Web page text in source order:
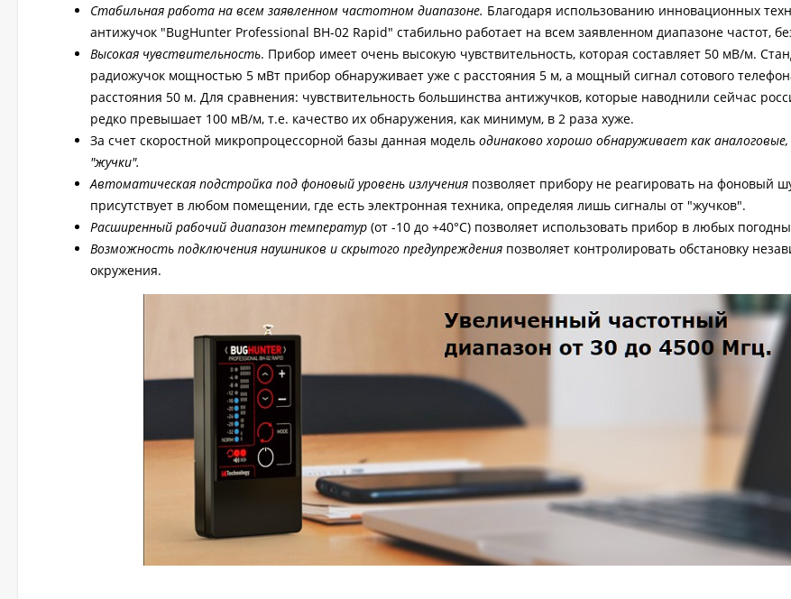
Стабильная работа на всем заявленном частотном диапазоне. Благодаря использованию инновационных
антижучок "BugHunter Professional BH-02 Rapid" стабильно работает на всем заявленном диапазоне частот,
Высокая чувствительность. Прибор имеет очень высокую чувствительность, которая составляет 50 мВ/м.
радиожучок мощностью 5 мВт прибор обнаруживает уже с расстояния 5 м, а мощный сигнал сотового
расстояния 50 м. Для сравнения: чувствительность большинства антижучков, которые наводнили сейчас
редко превышает 100 мВ/м, т.е. качество их обнаружения, как минимум, в 2 раза хуже.
За счет скоростной микропроцессорной базы данная модель одинаково хорошо обнаруживает как
"жучки".
Автоматическая подстройка под фоновый уровень излучения позволяет прибору не реагировать на фоновый
присутствует в любом помещении, где есть электронная техника, определяя лишь сигналы от "жучков".
Расширенный рабочий диапазон температур (от -10 до +40°С) позволяет использовать прибор в любых
Возможность подключения наушников и скрытого предупреждения позволяет контролировать обстановку
окружения.